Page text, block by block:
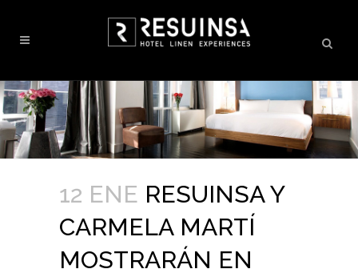
12 ENE RESUINSA Y
CARMELA MARTÍ
MOSTRARÁN EN